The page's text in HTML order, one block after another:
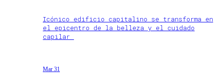
Icónico edificio capitalino se transforma en
el epicentro de la belleza y el cuidado
capilar
Mar 31